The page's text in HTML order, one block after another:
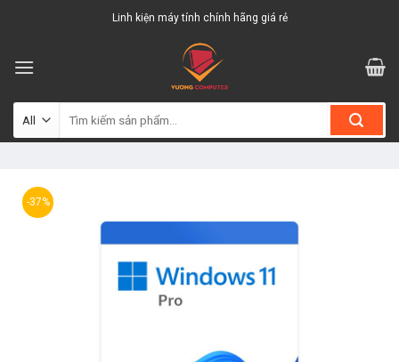
Linh kiện máy tính chính hãng giá rẻ
kiếm:
-37%